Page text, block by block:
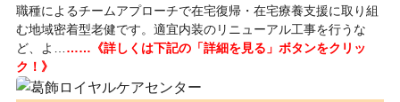
職種によるチームアプローチで在宅復帰・在宅療養支援に取り組
む地域密着型老健です。適宜内装のリニューアル工事を行うな
ど、よ… ……《詳しくは下記の「詳細を見る」ボタンをクリッ
ク！》